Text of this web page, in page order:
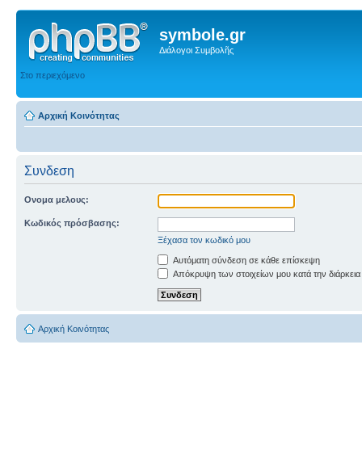
symbole.gr
Διάλογοι Συμβολῆς
Στο περιεχόμενο
Αρχική Κοινότητας
Συνδεση
Ονομα μελους:
Κωδικός πρόσβασης:
Ξέχασα τον κωδικό μου
Αυτόματη σύνδεση σε κάθε επίσκεψη
Απόκρυψη των στοιχείων μου κατά την
Αρχική Κοινότητας